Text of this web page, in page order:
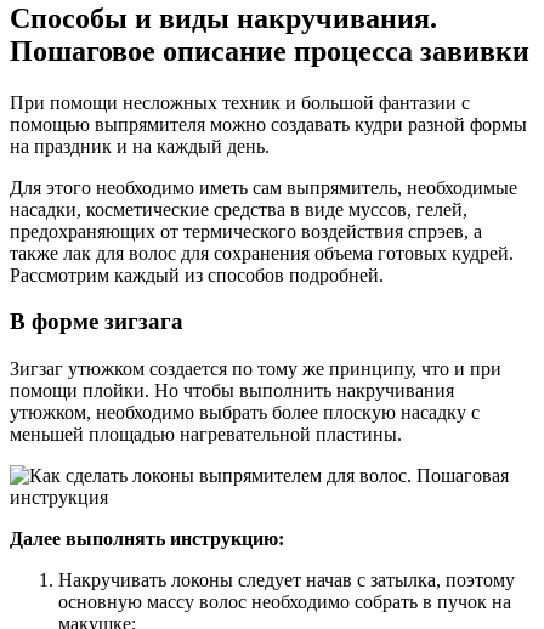
Способы и виды накручивания.
Пошаговое описание процесса завивки
При помощи несложных техник и большой фантазии с
помощью выпрямителя можно создавать кудри разной формы
на праздник и на каждый день.
Для этого необходимо иметь сам выпрямитель, необходимые
насадки, косметические средства в виде муссов, гелей,
предохраняющих от термического воздействия спрэев, а
также лак для волос для сохранения объема готовых кудрей.
Рассмотрим каждый из способов подробней.
В форме зигзага
Зигзаг утюжком создается по тому же принципу, что и при
помощи плойки. Но чтобы выполнить накручивания
утюжком, необходимо выбрать более плоскую насадку с
меньшей площадью нагревательной пластины.
Далее выполнять инструкцию:
Накручивать локоны следует начав с затылка, поэтому
основную массу волос необходимо собрать в пучок на
макушке;